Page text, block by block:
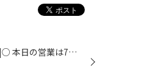
こんにちは。 本日最終日ですよ(^ ^) 忘れてませんか〜〜〜？＿|￣|○ 本日の営業は7時迄です。 お待ちしてまーすd(￣ ￣)